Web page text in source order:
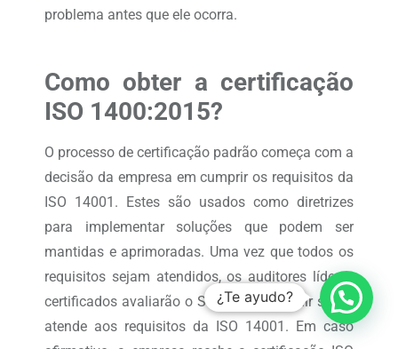
problema antes que ele ocorra.
Como obter a certificação
ISO 1400:2015?
O processo de certificação padrão começa com a
decisão da empresa em cumprir os requisitos da
ISO 14001. Estes são usados ​​como diretrizes
para implementar soluções que podem ser
mantidas e aprimoradas. Uma vez que todos os
requisitos sejam atendidos, os auditores líderes
certificados avaliarão o SGA para concluir se ele
atende aos requisitos da ISO 14001. Em caso
¿Te ayudo?